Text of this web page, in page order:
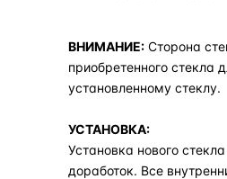
ВНИМАНИЕ: Сторона
приобретенного стекла
установленному стеклу.
УСТАНОВКА:
Установка нового
доработок. Все